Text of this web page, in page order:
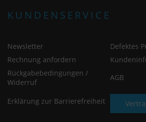
KUNDENSERVICE
Newsletter
Defektes
Rechnung anfordern
Rückgabebedingungen /
Widerruf
AGB
Erklärung zur Barrierefreiheit